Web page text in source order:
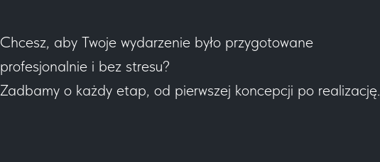
Chcesz, aby Twoje wydarzenie było przygotowane
profesjonalnie i bez stresu?
Zadbamy o każdy etap, od pierwszej koncepcji po realizację.